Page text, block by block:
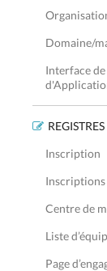
Domaine/
Interface
REGISTRES
Inscription
Centre de
Liste
Page